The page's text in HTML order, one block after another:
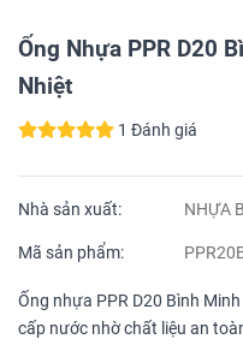
Ống Nhựa PPR D20
Nhiệt
1 Đánh giá
Nhà sản xuất: NHỰA
Mã sản phẩm:
Ống nhựa PPR D20 Bình
cấp nước nhờ chất liệu an